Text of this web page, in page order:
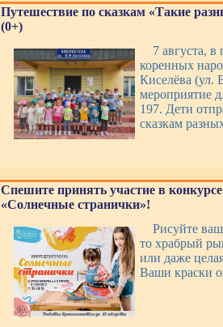
Путешествие по сказкам «Такие
(0+)
7 августа,
коренных
Киселёва
мероприятие
197. Дети
сказкам
Спешите принять участие в конкурсе
«Солнечные странички»!
Рисуйте
то храбрый
или даже
Ваши краски